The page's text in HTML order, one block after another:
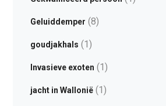
Geluiddemper (8)
goudjakhals (1)
Invasieve exoten (1)
jacht in Wallonië(1)